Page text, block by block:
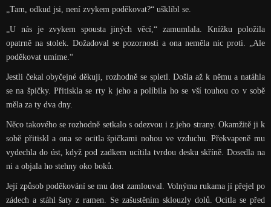
„Tam, odkud jsi, není zvykem poděkovat?“ ušklíbl se.
„U nás je zvykem spousta jiných věcí,“ zamumlala. Knížku položila
opatrně na stolek. Dožadoval se pozornosti a ona neměla nic proti. „Ale
poděkovat umíme.“
Jestli čekal obyčejné děkuji, rozhodně se spletl. Došla až k němu a natáhla
se na špičky. Přitiskla se rty k jeho a políbila ho se vší touhou co v sobě
měla za ty dva dny.
Něco takového se rozhodně setkalo s odezvou i z jeho strany. Okamžitě ji k
sobě přitiskl a ona se ocitla špičkami nohou ve vzduchu. Překvapeně mu
vydechla do úst, když pod zadkem ucítila tvrdou desku skříně. Dosedla na
ni a objala ho stehny oko boků.
Její způsob poděkování se mu dost zamlouval. Volnýma rukama jí přejel po
zádech a stáhl šaty z ramen. Se zašustěním sklouzly dolů. Ocitla se před